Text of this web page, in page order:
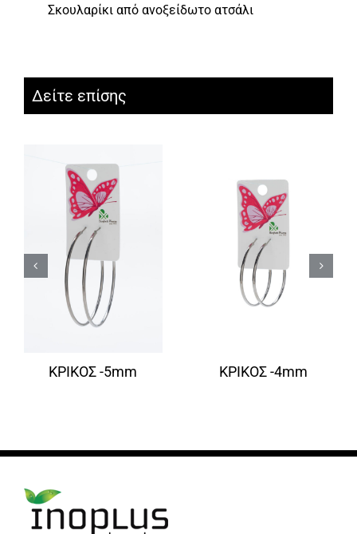
Σκουλαρίκι από ανοξείδωτο ατσάλι
Δείτε επίσης
ΚΡΙΚΟΣ -5mm ΚΡΙΚΟΣ -4mm